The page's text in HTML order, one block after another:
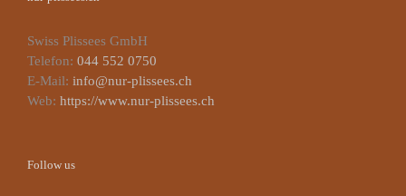
Swiss Plissees GmbH
Telefon: 044 552 0750
E-Mail: info@nur-plissees.ch
Web: https://www.nur-plissees.ch
Follow us